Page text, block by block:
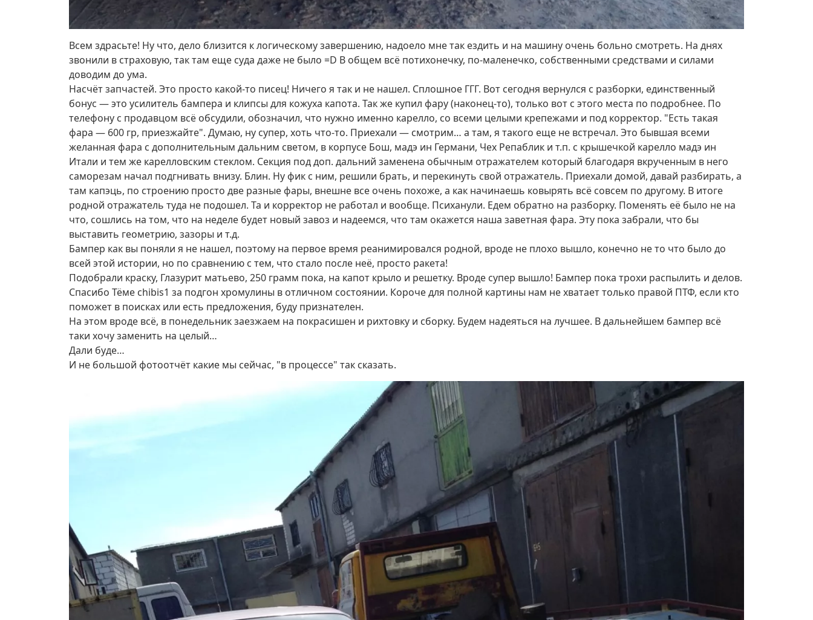
Всем здрасьте! Ну что, дело близится к логическому завершению, надоело мне так ездить и на машину очень больно смотреть. На днях
звонили в страховую, так там еще суда даже не было =D В общем всё потихонечку, по-маленечко, собственными средствами и силами
доводим до ума.
Насчёт запчастей. Это просто какой-то писец! Ничего я так и не нашел. Сплошное ГГГ. Вот сегодня вернулся с разборки, единственный
бонус — это усилитель бампера и клипсы для кожуха капота. Так же купил фару (наконец-то), только вот с этого места по подробнее. По
телефону с продавцом всё обсудили, обозначил, что нужно именно карелло, со всеми целыми крепежами и под корректор. "Есть такая
фара — 600 гр, приезжайте". Думаю, ну супер, хоть что-то. Приехали — смотрим… а там, я такого еще не встречал. Это бывшая всеми
желанная фара с дополнительным дальним светом, в корпусе Бош, мадэ ин Германи, Чех Репаблик и т.п. с крышечкой карелло мадэ ин
Итали и тем же карелловским стеклом. Секция под доп. дальний заменена обычным отражателем который благодаря вкрученным в него
саморезам начал подгнивать внизу. Блин. Ну фик с ним, решили брать, и перекинуть свой отражатель. Приехали домой, давай разбирать, а
там капэць, по строению просто две разные фары, внешне все очень похоже, а как начинаешь ковырять всё совсем по другому. В итоге
родной отражатель туда не подошел. Та и корректор не работал и вообще. Психанули. Едем обратно на разборку. Поменять её было не на
что, сошлись на том, что на неделе будет новый завоз и надеемся, что там окажется наша заветная фара. Эту пока забрали, что бы
выставить геометрию, зазоры и т.д.
Бампер как вы поняли я не нашел, поэтому на первое время реанимировался родной, вроде не плохо вышло, конечно не то что было до
всей этой истории, но по сравнению с тем, что стало после неё, просто ракета!
Подобрали краску, Глазурит матьево, 250 грамм пока, на капот крыло и решетку. Вроде супер вышло! Бампер пока трохи распылить и делов.
Спасибо Тёме chibis1 за подгон хромулины в отличном состоянии. Короче для полной картины нам не хватает только правой ПТФ, если кто
поможет в поисках или есть предложения, буду признателен.
На этом вроде всё, в понедельник заезжаем на покрасишен и рихтовку и сборку. Будем надеяться на лучшее. В дальнейшем бампер всё
таки хочу заменить на целый…
Дали буде…
И не большой фотоотчёт какие мы сейчас, "в процессе" так сказать.